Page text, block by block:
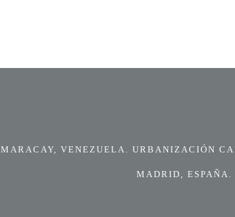
MARACAY, VENEZUELA. URBANIZACIÓN
MADRID, ESPAÑA.